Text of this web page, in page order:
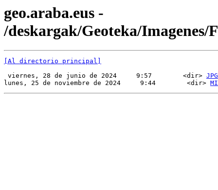
geo.araba.eus -
/deskargak/Geoteka/Imagenes/
[Al directorio principal]
viernes, 28 de junio de 2024     9:57        <dir> JPG
lunes, 25 de noviembre de 2024     9:44        <dir>